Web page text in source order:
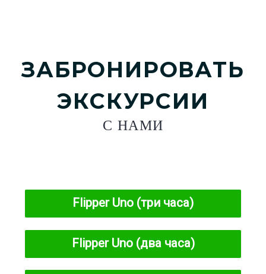
ЗАБРОНИРОВАТЬ
ЭКСКУРСИИ
С НАМИ